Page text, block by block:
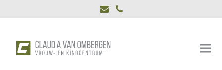
E- Phone